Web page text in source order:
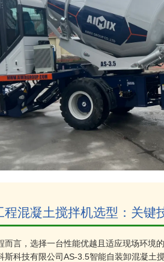
程混凝土搅拌机选型：关键
而言，选择一台性能优越且适应现场环境
斯科技有限公司AS-3.5智能自装卸混凝土